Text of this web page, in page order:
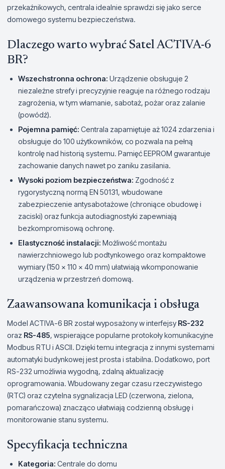
przekaźnikowych, centrala idealnie sprawdzi się jako serce
domowego systemu bezpieczeństwa.
Dlaczego warto wybrać Satel ACTIVA-6
BR?
Wszechstronna ochrona: Urządzenie obsługuje 2
niezależne strefy i precyzyjnie reaguje na różnego rodzaju
zagrożenia, w tym włamanie, sabotaż, pożar oraz zalanie
(powódź).
Pojemna pamięć: Centrala zapamiętuje aż 1024 zdarzenia i
obsługuje do 100 użytkowników, co pozwala na pełną
kontrolę nad historią systemu. Pamięć EEPROM gwarantuje
zachowanie danych nawet po zaniku zasilania.
Wysoki poziom bezpieczeństwa: Zgodność z
rygorystyczną normą EN 50131, wbudowane
zabezpieczenie antysabotażowe (chroniące obudowę i
zaciski) oraz funkcja autodiagnostyki zapewniają
bezkompromisową ochronę.
Elastyczność instalacji: Możliwość montażu
nawierzchniowego lub podtynkowego oraz kompaktowe
wymiary (150 x 110 x 40 mm) ułatwiają wkomponowanie
urządzenia w przestrzeń domową.
Zaawansowana komunikacja i obsługa
Model ACTIVA-6 BR został wyposażony w interfejsy RS-232
oraz RS-485, wspierające popularne protokoły komunikacyjne
Modbus RTU i ASCII. Dzięki temu integracja z innymi systemami
automatyki budynkowej jest prosta i stabilna. Dodatkowo, port
RS-232 umożliwia wygodną, zdalną aktualizację
oprogramowania. Wbudowany zegar czasu rzeczywistego
(RTC) oraz czytelna sygnalizacja LED (czerwona, zielona,
pomarańczowa) znacząco ułatwiają codzienną obsługę i
monitorowanie stanu systemu.
Specyfikacja techniczna
Kategoria: Centrale do domu